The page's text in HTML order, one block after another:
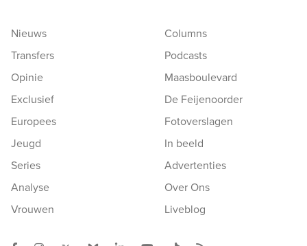
Nieuws
Transfers
Opinie
Exclusief
Europees
Jeugd
Series
Analyse
Vrouwen
Columns
Podcasts
Maasboulevard
De Feijenoorder
Fotoverslagen
In beeld
Advertenties
Over Ons
Liveblog